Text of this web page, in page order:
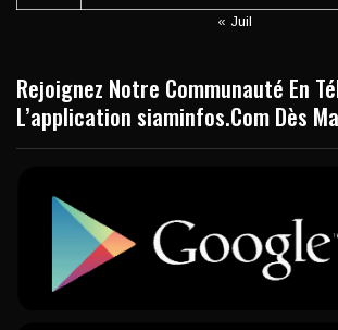
« Juil
Rejoignez Notre Communauté En
L’application siaminfos.Com Dès